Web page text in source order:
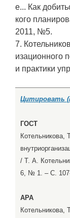
е... Как
кого
2011, №5.
7.
изационного
и практики
Цитировать
ГОСТ
Котельникова,
/ Т. А.
6, № 1. – С.
APA
Котельникова,